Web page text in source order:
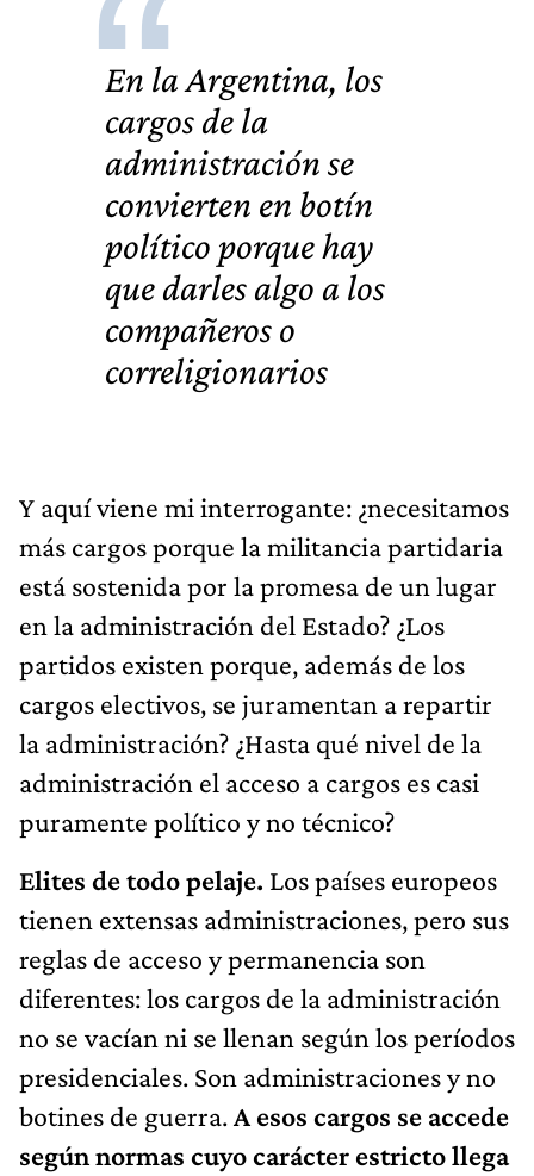
En la Argentina, los
cargos de la
administración se
convierten en botín
político porque hay
que darles algo a los
compañeros o
correligionarios
Y aquí viene mi interrogante: ¿necesitamos
más cargos porque la militancia partidaria
está sostenida por la promesa de un lugar
en la administración del Estado? ¿Los
partidos existen porque, además de los
cargos electivos, se juramentan a repartir
la administración? ¿Hasta qué nivel de la
administración el acceso a cargos es casi
puramente político y no técnico?
Elites de todo pelaje. Los países europeos
tienen extensas administraciones, pero sus
reglas de acceso y permanencia son
diferentes: los cargos de la administración
no se vacían ni se llenan según los períodos
presidenciales. Son administraciones y no
botines de guerra.A esos cargos se accede
según normas cuyo carácter estricto llega